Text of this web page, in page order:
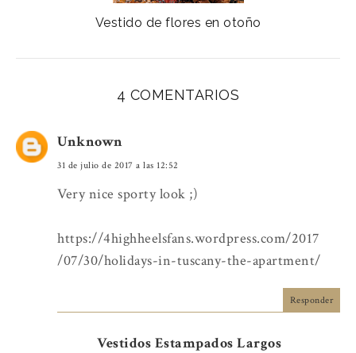
Vestido de flores en otoño
4 COMENTARIOS
Unknown
31 de julio de 2017 a las 12:52
Very nice sporty look ;)
https://4highheelsfans.wordpress.com/2017
/07/30/holidays-in-tuscany-the-apartment/
Responder
Vestidos Estampados Largos